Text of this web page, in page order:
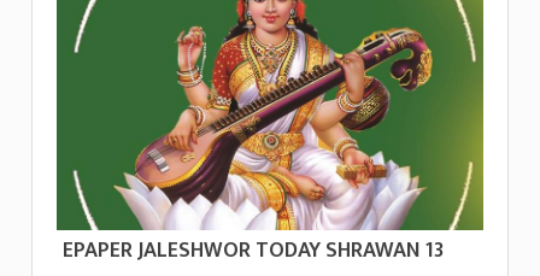
EPAPER JALESHWOR TODAY SHRAWAN 13